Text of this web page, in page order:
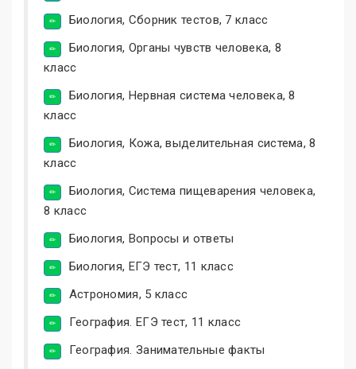
Биология, Сборник тестов, 7 класс
Биология, Органы чувств человека, 8
класс
Биология, Нервная система человека, 8
класс
Биология, Кожа, выделительная система, 8
класс
Биология, Система пищеварения человека,
8 класс
Биология, Вопросы и ответы
Биология, ЕГЭ тест, 11 класс
Астрономия, 5 класс
География. ЕГЭ тест, 11 класс
География. Занимательные факты